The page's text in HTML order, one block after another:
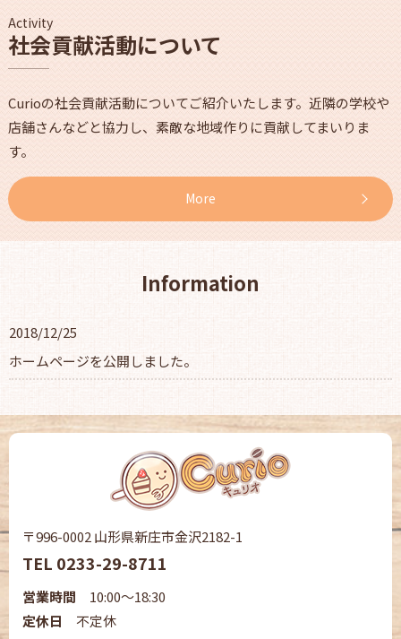
Activity
社会貢献活動について
Curioの社会貢献活動についてご紹介いたします。近隣の学校や
店舗さんなどと協力し、素敵な地域作りに貢献してまいりま
す。
More
Information
2018/12/25
ホームページを公開しました。
〒996-0002 山形県新庄市金沢2182-1
TEL 0233-29-8711
営業時間 10:00～18:30
定休日 不定休